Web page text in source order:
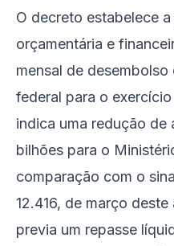
O decreto estabelece
orçamentária e
mensal de
federal para o
indica uma redução de
bilhões para o
comparação com o
12.416, de março
previa um repasse